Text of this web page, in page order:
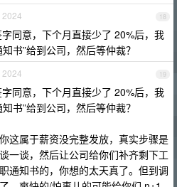
18
2024
同意，下个月直接少了 20%后，我
书”给到公司，然后等仲裁？
19
2024
同意，下个月直接少了 20%后，我
书”给到公司，然后等仲裁？
这属于薪资没完整发放，真实步骤是
一谈，然后让公司给你们补齐剩下工
通知书的，你想的太天真了。但到调